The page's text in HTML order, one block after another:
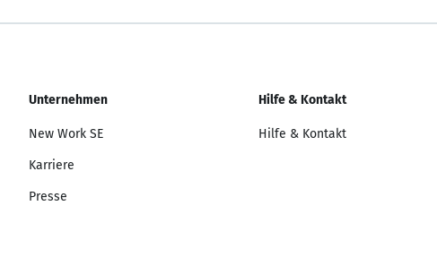
Unternehmen
New Work SE
Karriere
Presse
Hilfe & Kontakt
Hilfe & Kontakt